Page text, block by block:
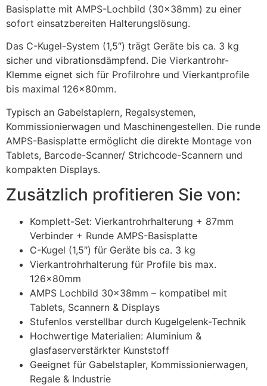
Basisplatte mit AMPS-Lochbild (30x38mm) zu einer
sofort einsatzbereiten Halterungslösung.
Das C-Kugel-System (1,5″) trägt Geräte bis ca. 3 kg
sicher und vibrationsdämpfend. Die Vierkantrohr-
Klemme eignet sich für Profilrohre und Vierkantprofile
bis maximal 126x80mm.
Typisch an Gabelstaplern, Regalsystemen,
Kommissionierwagen und Maschinengestellen. Die runde
AMPS-Basisplatte ermöglicht die direkte Montage von
Tablets, Barcode-Scanner/ Strichcode-Scannern und
kompakten Displays.
Zusätzlich profitieren Sie von:
Komplett-Set: Vierkantrohrhalterung + 87mm
Verbinder + Runde AMPS-Basisplatte
C-Kugel (1,5″) für Geräte bis ca. 3 kg
Vierkantrohrhalterung für Profile bis max.
126x80mm
AMPS Lochbild 30x38mm – kompatibel mit
Tablets, Scannern & Displays
Stufenlos verstellbar durch Kugelgelenk-Technik
Hochwertige Materialien: Aluminium &
glasfaserverstärkter Kunststoff
Geeignet für Gabelstapler, Kommissionierwagen,
Regale & Industrie